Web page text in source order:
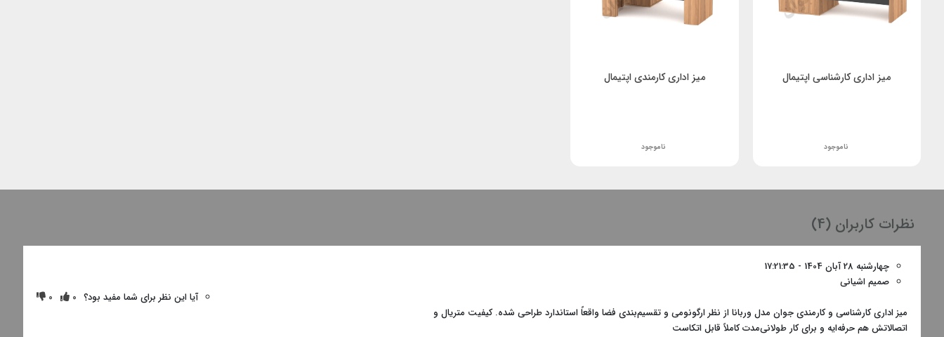
میز اداری کارشناسی اپتیمال
ناموجود
میز اداری کارمندی اپتیمال
ناموجود
نظرات کاربران (4)
چهارشنبه 28 آبان 1404 - 17:21:35
صمیم اشیانی
آیا این نظر برای شما مفید بود؟ 0
0
میز اداری کارشناسی و کارمندی جوان مدل وربانا از نظر ارگونومی و تقسیم‌بندی فضا واقعاً استاندارد طراحی شده. کیفیت متریال و
اتصالاتش هم حرفه‌ایه و برای کار طولانی‌مدت کاملاً قابل اتکاست